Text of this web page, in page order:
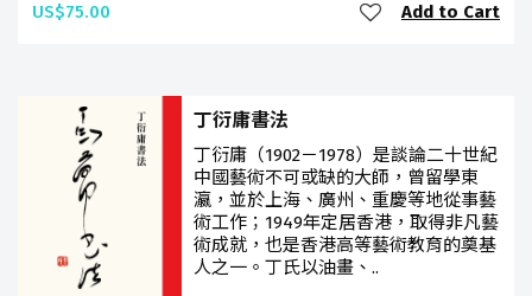
US$75.00 Add to Cart
丁衍庸書法
丁衍庸（1902－1978）是談論二十世紀
中國藝術不可或缺的大師，曾留學東
瀛，並於上海、廣州、重慶等地從事藝
術工作；1949年定居香港，取得非凡藝
術成就，也是香港高等藝術教育的奠基
人之一。丁氏以油畫、..